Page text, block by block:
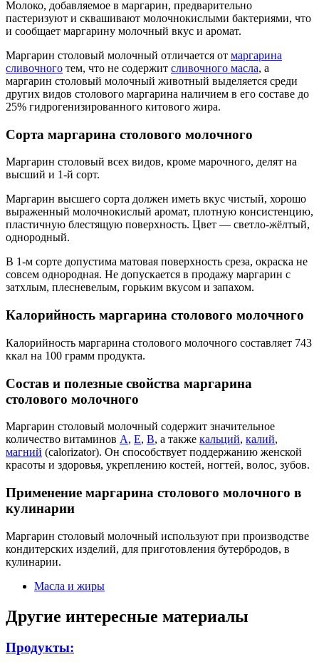
Молоко, добавляемое в маргарин, предварительно
пастеризуют и сквашивают молочнокислыми бактериями, что
и сообщает маргарину молочный вкус и аромат.
Маргарин столовый молочный отличается от маргарина
сливочного тем, что не содержит сливочного масла, а
маргарин столовый молочный животный выделяется среди
других видов столового маргарина наличием в его составе до
25% гидрогенизированного китового жира.
Сорта маргарина столового молочного
Маргарин столовый всех видов, кроме марочного, делят на
высший и 1-й сорт.
Маргарин высшего сорта должен иметь вкус чистый, хорошо
выраженный молочнокислый аромат, плотную консистенцию,
пластичную блестящую поверхность. Цвет — светло-жёлтый,
однородный.
В 1-м сорте допустима матовая поверхность среза, окраска не
совсем однородная. Не допускается в продажу маргарин с
затхлым, плесневелым, горьким вкусом и запахом.
Калорийность маргарина столового молочного
Калорийность маргарина столового молочного составляет 743
ккал на 100 грамм продукта.
Состав и полезные свойства маргарина
столового молочного
Маргарин столовый молочный содержит значительное
количество витаминов А, Е, В, а также кальций, калий,
магний (calorizator). Он способствует поддержанию женской
красоты и здоровья, укреплению костей, ногтей, волос, зубов.
Применение маргарина столового молочного в
кулинарии
Маргарин столовый молочный используют при производстве
кондитерских изделий, для приготовления бутербродов, в
кулинарии.
Масла и жиры
Другие интересные материалы
Продукты: